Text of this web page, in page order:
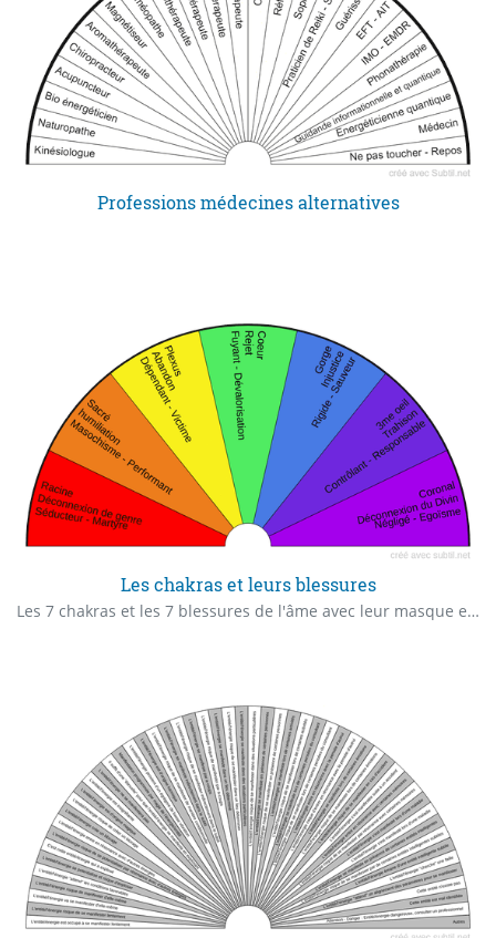
Professions médecines alternatives
Les chakras et leurs blessures
Les 7 chakras et les 7 blessures de l'âme avec leur masque et leur moyen de défense